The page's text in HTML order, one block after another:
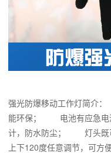
强光防爆移动工作灯简介
能环保； 电池有应急电
计，防水防尘； 灯头既
上下120度任意调节，可